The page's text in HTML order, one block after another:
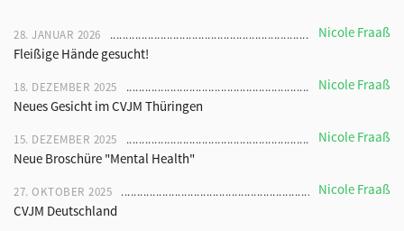
28. JANUAR 2026
Nicole Fraaß
Fleißige Hände gesucht!
18. DEZEMBER 2025
Nicole Fraaß
Neues Gesicht im CVJM Thüringen
15. DEZEMBER 2025
Nicole Fraaß
Neue Broschüre "Mental Health"
27. OKTOBER 2025
Nicole Fraaß
CVJM Deutschland